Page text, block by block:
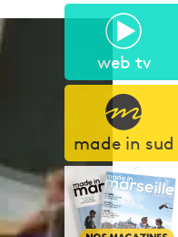
web tv
made in sud